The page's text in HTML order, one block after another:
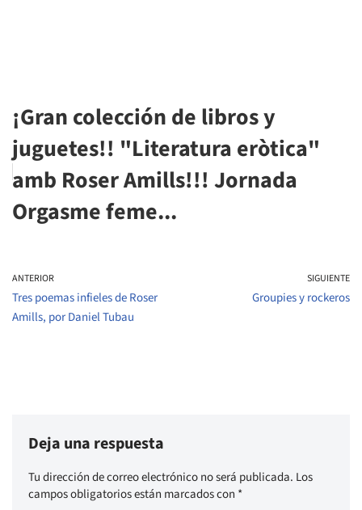
¡Gran colección de libros y
juguetes!! "Literatura eròtica"
amb Roser Amills!!! Jornada
Orgasme feme...
ANTERIOR
Tres poemas infieles de Roser
Amills, por Daniel Tubau
SIGUIENTE
Groupies y rockeros
Deja una respuesta
Tu dirección de correo electrónico no será publicada. Los
campos obligatorios están marcados con *